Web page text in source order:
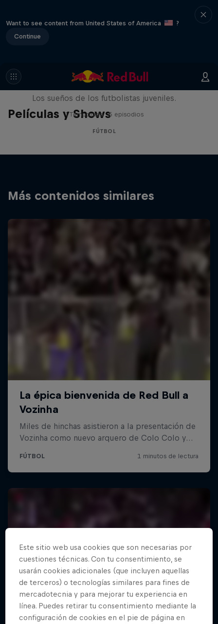
Want to see content from United States of America
?
Continue
Películas y Shows
Signed or Released
Los sueños de los futbolistas juveniles.
1 Temporada · 5 episodios
FÚTBOL
Más contenidos similares
Este sitio web usa cookies que son necesarias por
cuestiones técnicas. Con tu consentimiento, se
usarán cookies adicionales (que incluyen aquellas
de terceros) o tecnologías similares para fines de
mercadotecnia y para mejorar tu experiencia en
línea. Puedes retirar tu consentimiento mediante la
configuración de cookies en el pie de página en